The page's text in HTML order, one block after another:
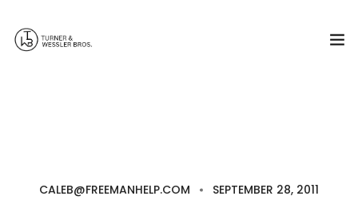
Contact us
CALEB@FREEMANHELP.COM SEPTEMBER 28, 2011